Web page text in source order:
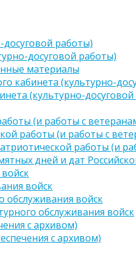
работы)
досуговой работы)
материалы
кабинета (культурно-
(культурно-
(и работы с
работы (и работы с
работы (и
дней и дат
войск
обслуживания войск
обслуживания войск
с архивом)
с архивом)